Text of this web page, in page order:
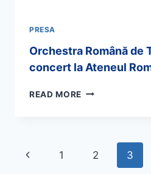
PRESA
Orchestra Română de
concert la Ateneul
READ MORE
1 2 3